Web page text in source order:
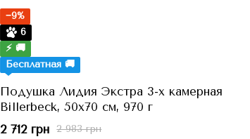
−9%
6
⚡ 🚚
Бесплатная 🚚
Подушка Лидия Экстра 3-х камерная
Billerbeck, 50x70 см, 970 г
2 983 грн
2 712 грн